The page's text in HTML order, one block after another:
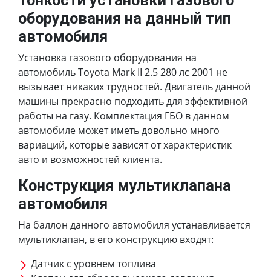
оборудования на данный тип
автомобиля
Установка газового оборудования на
автомобиль Toyota Mark II 2.5 280 лс 2001 не
вызывает никаких трудностей. Двигатель данной
машины прекрасно подходить для эффективной
работы на газу. Комплектация ГБО в данном
автомобиле может иметь довольно много
вариаций, которые зависят от характеристик
авто и возможностей клиента.
Конструкция мультиклапана
автомобиля
На баллон данного автомобиля устанавливается
мультиклапан, в его конструкцию входят:
Датчик с уровнем топлива